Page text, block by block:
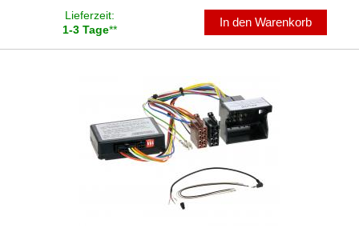
Lieferzeit:
1-3 Tage**
In den Warenkorb